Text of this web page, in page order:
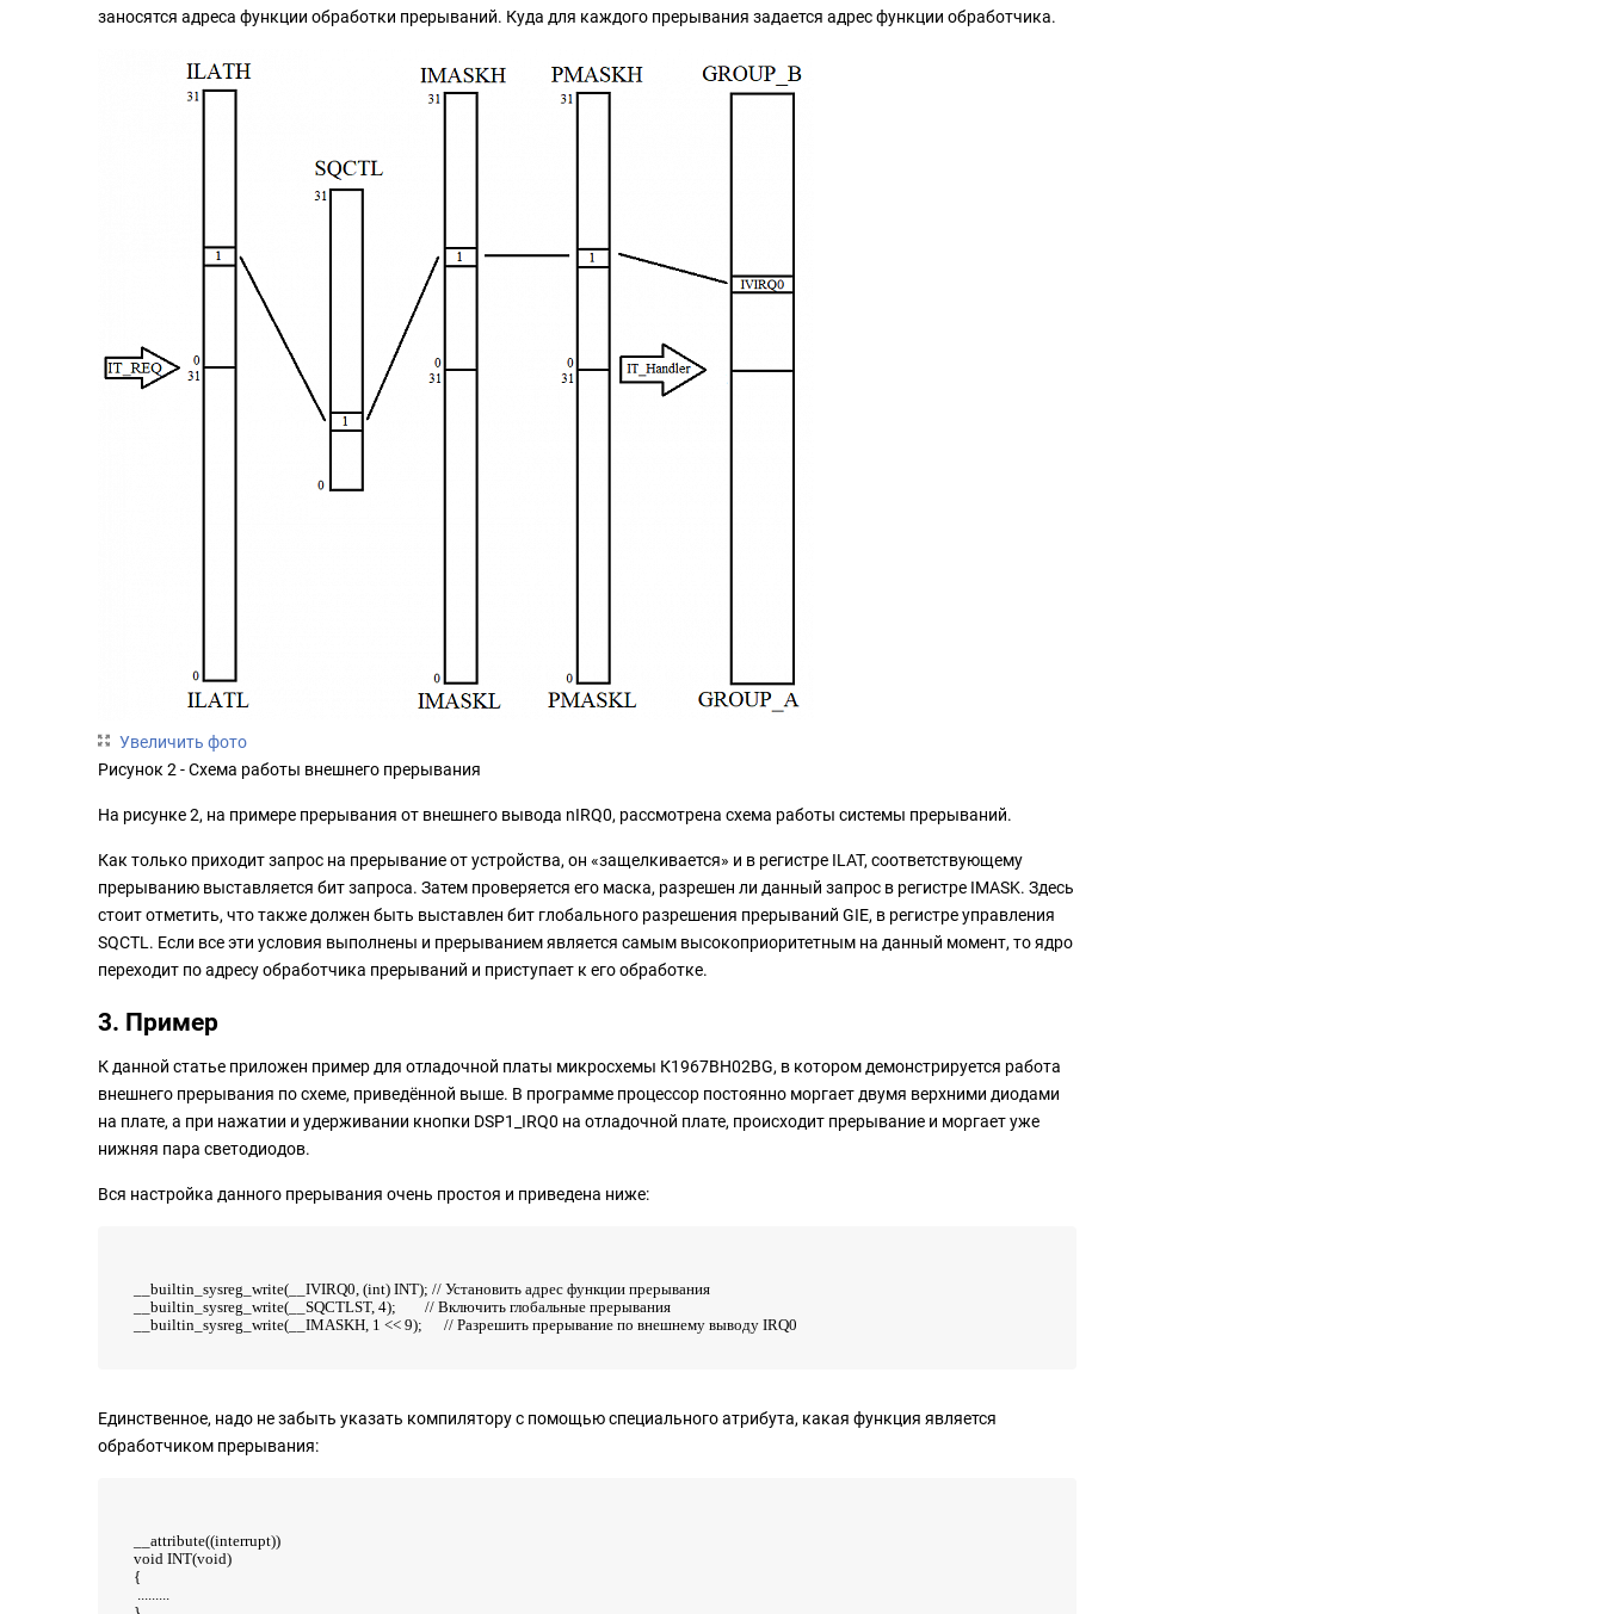
заносятся адреса функции обработки прерываний. Куда для каждого прерывания задается адрес функции обработчика.
Увеличить фото
Рисунок 2 - Схема работы внешнего прерывания
На рисунке 2, на примере прерывания от внешнего вывода nIRQ0, рассмотрена схема работы системы прерываний.
Как только приходит запрос на прерывание от устройства, он «защелкивается» и в регистре ILAT, соответствующему
прерыванию выставляется бит запроса. Затем проверяется его маска, разрешен ли данный запрос в регистре IMASK. Здесь
стоит отметить, что также должен быть выставлен бит глобального разрешения прерываний GIE, в регистре управления
SQCTL. Если все эти условия выполнены и прерыванием является самым высокоприоритетным на данный момент, то ядро
переходит по адресу обработчика прерываний и приступает к его обработке.
3. Пример
К данной статье приложен пример для отладочной платы микросхемы К1967ВН02BG, в котором демонстрируется работа
внешнего прерывания по схеме, приведённой выше. В программе процессор постоянно моргает двумя верхними диодами
на плате, а при нажатии и удерживании кнопки DSP1_IRQ0 на отладочной плате, происходит прерывание и моргает уже
нижняя пара светодиодов.
Вся настройка данного прерывания очень простоя и приведена ниже:
__builtin_sysreg_write(__IVIRQ0, (int) INT); // Установить адрес функции прерывания
__builtin_sysreg_write(__SQCTLST, 4); // Включить глобальные прерывания
__builtin_sysreg_write(__IMASKH, 1 << 9); // Разрешить прерывание по внешнему выводу IRQ0
Единственное, надо не забыть указать компилятору с помощью специального атрибута, какая функция является
обработчиком прерывания:
__attribute((interrupt))
void INT(void)
{
.........